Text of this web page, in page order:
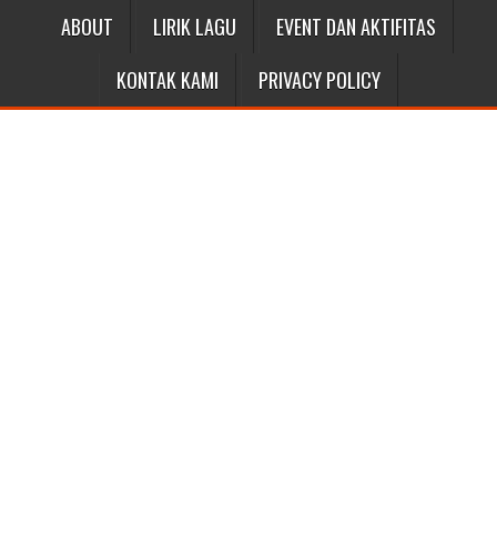
ABOUT LIRIK LAGU
EVENT DAN AKTIFITAS
KONTAK KAMI
PRIVACY POLICY